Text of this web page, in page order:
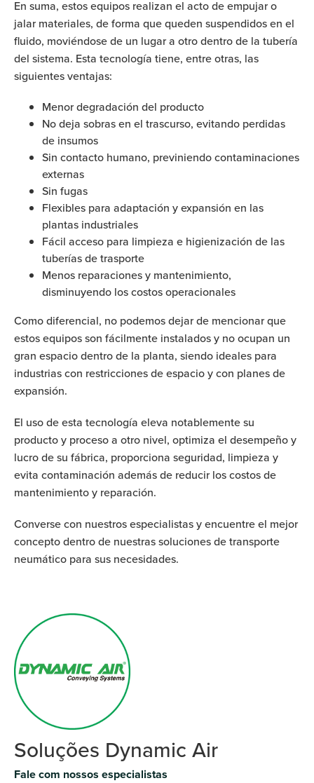
En suma, estos equipos realizan el acto de empujar o
jalar materiales, de forma que queden suspendidos en el
fluido, moviéndose de un lugar a otro dentro de la tubería
del sistema. Esta tecnología tiene, entre otras, las
siguientes ventajas:
Menor degradación del producto
No deja sobras en el trascurso, evitando perdidas
de insumos
Sin contacto humano, previniendo contaminaciones
externas
Sin fugas
Flexibles para adaptación y expansión en las
plantas industriales
Fácil acceso para limpieza e higienización de las
tuberías de trasporte
Menos reparaciones y mantenimiento,
disminuyendo los costos operacionales
Como diferencial, no podemos dejar de mencionar que
estos equipos son fácilmente instalados y no ocupan un
gran espacio dentro de la planta, siendo ideales para
industrias con restricciones de espacio y con planes de
expansión.
El uso de esta tecnología eleva notablemente su
producto y proceso a otro nivel, optimiza el desempeño y
lucro de su fábrica, proporciona seguridad, limpieza y
evita contaminación además de reducir los costos de
mantenimiento y reparación.
Converse con nuestros especialistas y encuentre el mejor
concepto dentro de nuestras soluciones de transporte
neumático para sus necesidades.
Soluções Dynamic Air
Fale com nossos especialistas